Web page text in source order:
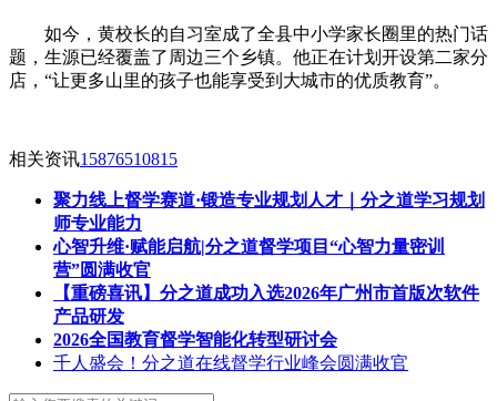
如今，黄校长的自习室成了全县中小学家长圈里的热门话
题，生源已经覆盖了周边三个乡镇。他正在计划开设第二家分
店，“让更多山里的孩子也能享受到大城市的优质教育”。
相关资讯15876510815
聚力线上督学赛道·锻造专业规划人才｜分之道学习规划
师专业能力
心智升维·赋能启航|分之道督学项目“心智力量密训
营”圆满收官
【重磅喜讯】分之道成功入选2026年广州市首版次软件
产品研发
2026全国教育督学智能化转型研讨会
千人盛会！分之道在线督学行业峰会圆满收官